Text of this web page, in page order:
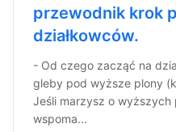
przewodnik krok
działkowców.
- Od czego zacząć na
gleby pod wyższe plony
Jeśli marzysz o wyższych
wspoma...